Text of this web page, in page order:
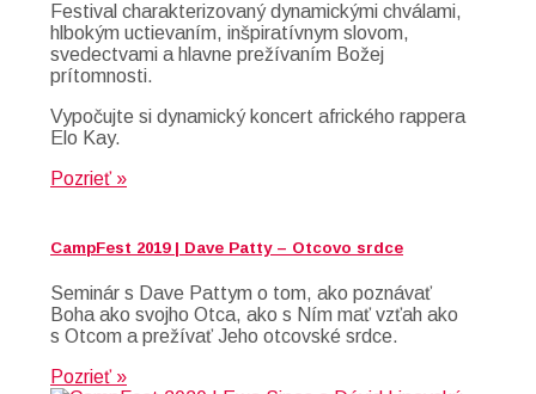
Festival charakterizovaný dynamickými chválami,
hlbokým uctievaním, inšpiratívnym slovom,
svedectvami a hlavne prežívaním Božej
prítomnosti.
Vypočujte si dynamický koncert afrického rappera
Elo Kay.
Pozrieť »
CampFest 2019 | Dave Patty – Otcovo srdce
Seminár s Dave Pattym o tom, ako poznávať
Boha ako svojho Otca, ako s Ním mať vzťah ako
s Otcom a prežívať Jeho otcovské srdce.
Pozrieť »